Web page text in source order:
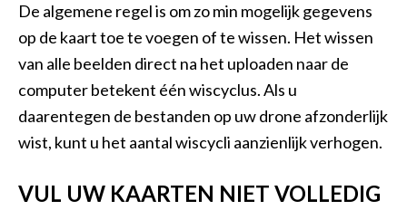
De algemene regel is om zo min mogelijk gegevens
op de kaart toe te voegen of te wissen. Het wissen
van alle beelden direct na het uploaden naar de
computer betekent één wiscyclus. Als u
daarentegen de bestanden op uw drone afzonderlijk
wist, kunt u het aantal wiscycli aanzienlijk verhogen.
VUL UW KAARTEN NIET VOLLEDIG